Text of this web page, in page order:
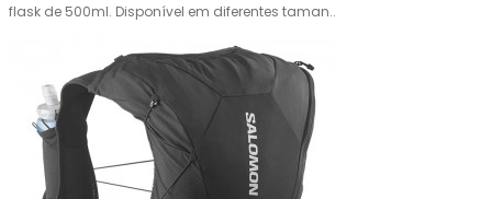
flask de 500ml. Disponível em diferentes taman..